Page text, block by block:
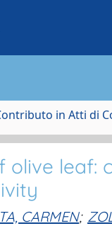
in Atti di
olive leaf:
CARMEN;